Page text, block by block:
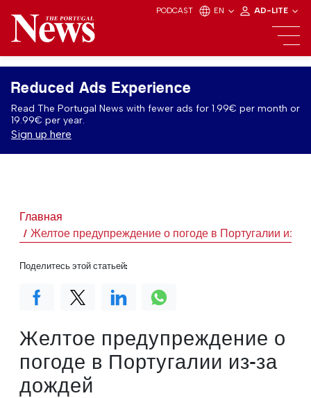
PODCAST EN AD-LITE
Reduced Ads Experience
Read The Portugal News with fewer ads for 1.99€ per month or
19.99€ per year.
Sign up here
Главная
Желтое предупреждение о погоде в Португалии из-
Желтое предупреждение о
погоде в Португалии из-за
дождей
Поделитесь этой статьей: